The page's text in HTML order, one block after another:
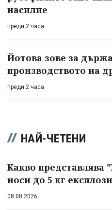
насилие
преди 2 часа
Йотова зове за
производството на
преди 2 часа
НАЙ-ЧЕТЕНИ
Какво представлява
носи до 5 кг
08.08.2026